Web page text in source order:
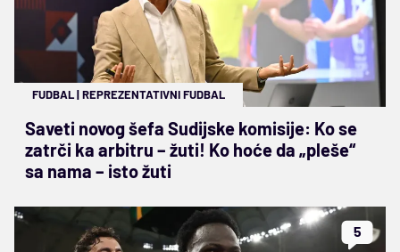
FUDBAL|REPREZENTATIVNI FUDBAL
Saveti novog šefa Sudijske komisije: Ko se
zatrči ka arbitru – žuti! Ko hoće da „pleše“
sa nama – isto žuti
5